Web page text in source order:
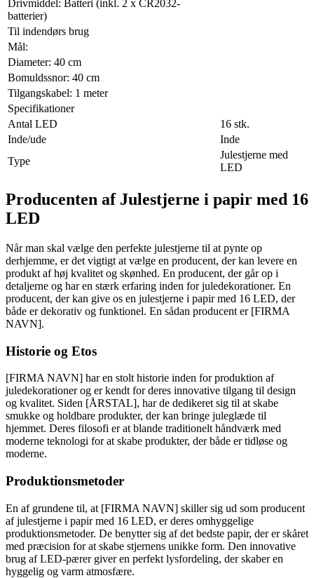
Drivmiddel: Batteri (inkl. 2 x CR2032-
batterier)
Til indendørs brug
Mål:
Diameter: 40 cm
Bomuldssnor: 40 cm
Tilgangskabel: 1 meter
Specifikationer
Antal LED
16 stk.
Inde/ude
Inde
Type
Julestjerne med
LED
Producenten af Julestjerne i papir med 16
LED
Når man skal vælge den perfekte julestjerne til at pynte op
derhjemme, er det vigtigt at vælge en producent, der kan levere en
produkt af høj kvalitet og skønhed. En producent, der går op i
detaljerne og har en stærk erfaring inden for juledekorationer. En
producent, der kan give os en julestjerne i papir med 16 LED, der
både er dekorativ og funktionel. En sådan producent er [FIRMA
NAVN].
Historie og Etos
[FIRMA NAVN] har en stolt historie inden for produktion af
juledekorationer og er kendt for deres innovative tilgang til design
og kvalitet. Siden [ÅRSTAL], har de dedikeret sig til at skabe
smukke og holdbare produkter, der kan bringe juleglæde til
hjemmet. Deres filosofi er at blande traditionelt håndværk med
moderne teknologi for at skabe produkter, der både er tidløse og
moderne.
Produktionsmetoder
En af grundene til, at [FIRMA NAVN] skiller sig ud som producent
af julestjerne i papir med 16 LED, er deres omhyggelige
produktionsmetoder. De benytter sig af det bedste papir, der er skåret
med præcision for at skabe stjernens unikke form. Den innovative
brug af LED-pærer giver en perfekt lysfordeling, der skaber en
hyggelig og varm atmosfære.